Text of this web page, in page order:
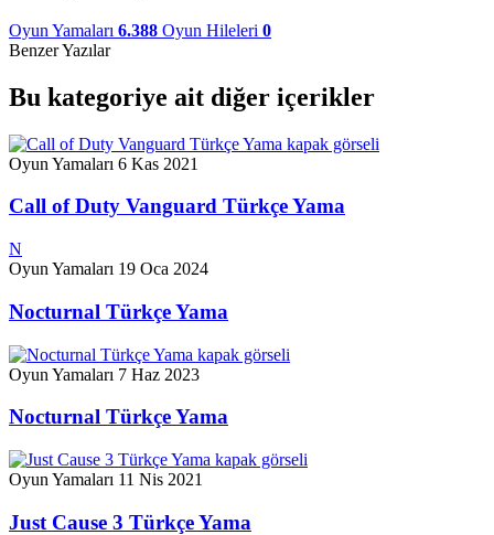
Oyun Yamaları 6.388 Oyun Hileleri 0
Benzer Yazılar
Bu kategoriye ait diğer içerikler
Oyun Yamaları 6 Kas 2021
Call of Duty Vanguard Türkçe Yama
N
Oyun Yamaları 19 Oca 2024
Nocturnal Türkçe Yama
Oyun Yamaları 7 Haz 2023
Nocturnal Türkçe Yama
Oyun Yamaları 11 Nis 2021
Just Cause 3 Türkçe Yama